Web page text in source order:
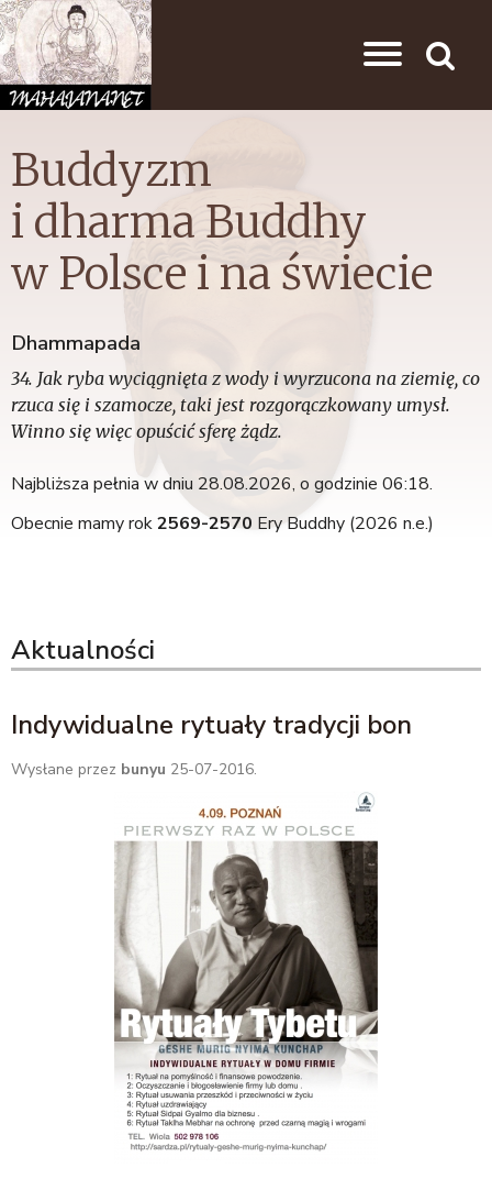
Buddyzm
i dharma Buddhy
w Polsce i na świecie
Dhammapada
34. Jak ryba wyciągnięta z wody i wyrzucona na ziemię, co
rzuca się i szamocze, taki jest rozgorączkowany umysł.
Winno się więc opuścić sferę żądz.
Najbliższa pełnia w dniu 28.08.2026, o godzinie 06:18.
Obecnie mamy rok2569-2570 Ery Buddhy (2026 n.e.)
Aktualności
Indywidualne rytuały tradycji bon
Wysłane przez bunyu 25-07-2016.